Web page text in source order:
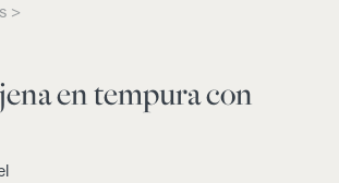
>
en tempura con